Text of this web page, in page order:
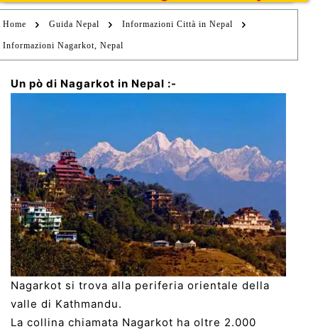
Home Guida Nepal Informazioni Città in Nepal
Informazioni Nagarkot, Nepal
Un pò di Nagarkot in Nepal :-
Nagarkot si trova alla periferia orientale della
valle di Kathmandu.
La collina chiamata Nagarkot ha oltre 2.000